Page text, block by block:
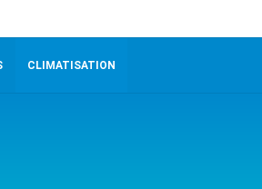
CLIMATISATION